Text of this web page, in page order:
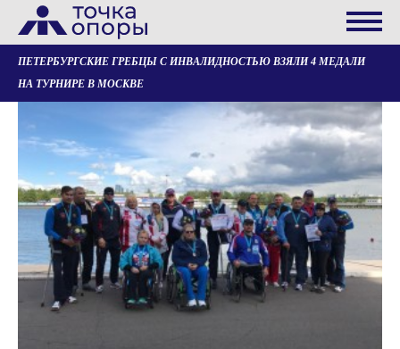
ПЕТЕРБУРГСКИЕ ГРЕБЦЫ С ИНВАЛИДНОСТЬЮ ВЗЯЛИ 4 МЕДАЛИ
НА ТУРНИРЕ В МОСКВЕ